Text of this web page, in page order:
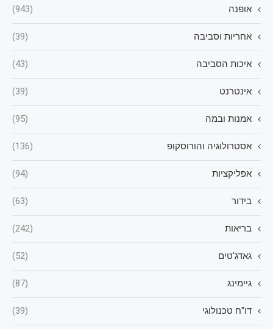
אופנה (943)
אחריות וסביבה (39)
איכות הסביבה (43)
אינטרנט (39)
אמנות ובמה (95)
אסטרולוגיה והורוסקופ (136)
אפליקציות (94)
בידור (63)
בריאות (242)
גאדג'טים (52)
גיימינג (87)
דו"ח טכנולוגי (39)